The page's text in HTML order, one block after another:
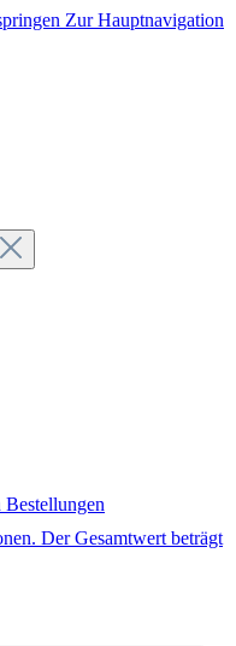
Zur Hauptnavigation
Bestellungen
Der Gesamtwert beträgt